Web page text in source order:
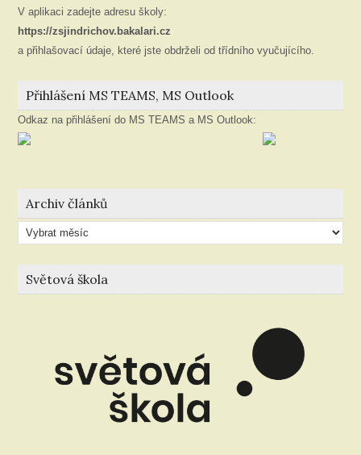
V aplikaci zadejte adresu školy:
https://zsjindrichov.bakalari.cz
a přihlašovací údaje, které jste obdrželi od třídního vyučujícího.
Přihlášení MS TEAMS, MS Outlook
Odkaz na přihlášení do MS TEAMS a MS Outlook:
Archiv článků
Archiv
článků
Světová škola